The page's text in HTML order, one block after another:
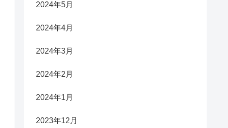
2024年5月
2024年4月
2024年3月
2024年2月
2024年1月
2023年12月